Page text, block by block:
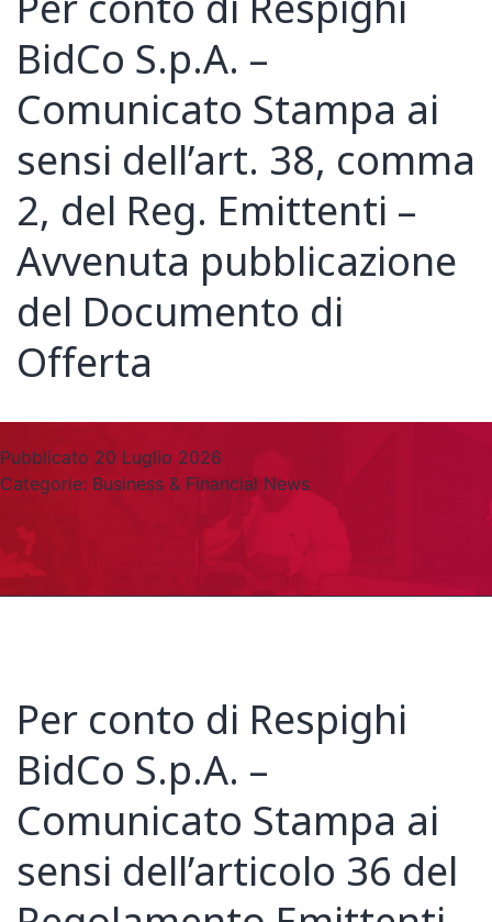
BidCo S.p.A. –
Comunicato Stampa ai
sensi dell’art. 38, comma
2, del Reg. Emittenti –
Avvenuta pubblicazione
del Documento di
Offerta
Pubblicato 20 Luglio 2026
Categorie: Business & Financial News
Per conto di Respighi
BidCo S.p.A. –
Comunicato Stampa ai
sensi dell’articolo 36 del